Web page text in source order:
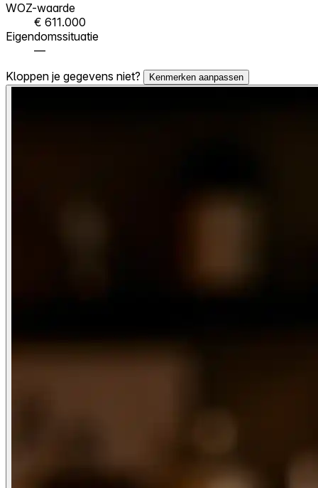
WOZ-waarde
€ 611.000
Eigendomssituatie
—
Kloppen je gegevens niet?
Kenmerken aanpassen